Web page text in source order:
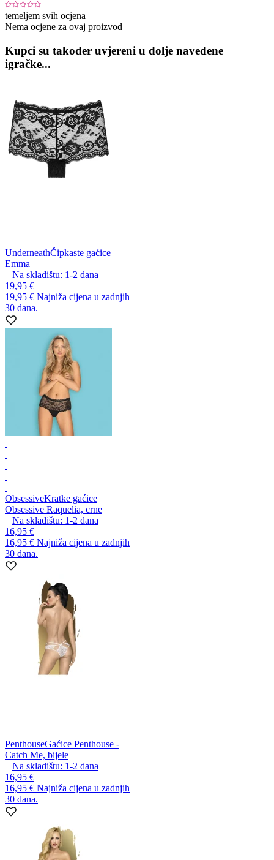
temeljem svih ocjena
Nema ocjene za ovaj proizvod
Kupci su također uvjereni u dolje navedene
igračke...
UnderneathČipkaste gaćice
Emma
Na skladištu: 1-2 dana
19,95 €
19,95 € Najniža cijena u zadnjih
30 dana.
ObsessiveKratke gaćice
Obsessive Raquelia, crne
Na skladištu: 1-2 dana
16,95 €
16,95 € Najniža cijena u zadnjih
30 dana.
PenthouseGaćice Penthouse -
Catch Me, bijele
Na skladištu: 1-2 dana
16,95 €
16,95 € Najniža cijena u zadnjih
30 dana.